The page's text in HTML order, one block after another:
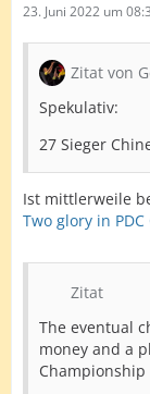
23. Juni 2022 um
Zitat von
Spekulativ:
27 Sieger
Ist mittlerweile
Two glory in
Zitat
The eventual
money and a